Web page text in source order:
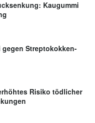
Kaugummi
Streptokokken-
Risiko tödlicher